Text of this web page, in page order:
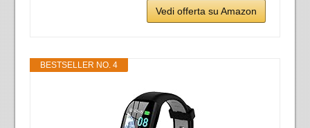
Vedi offerta su Amazon
BESTSELLER NO. 4